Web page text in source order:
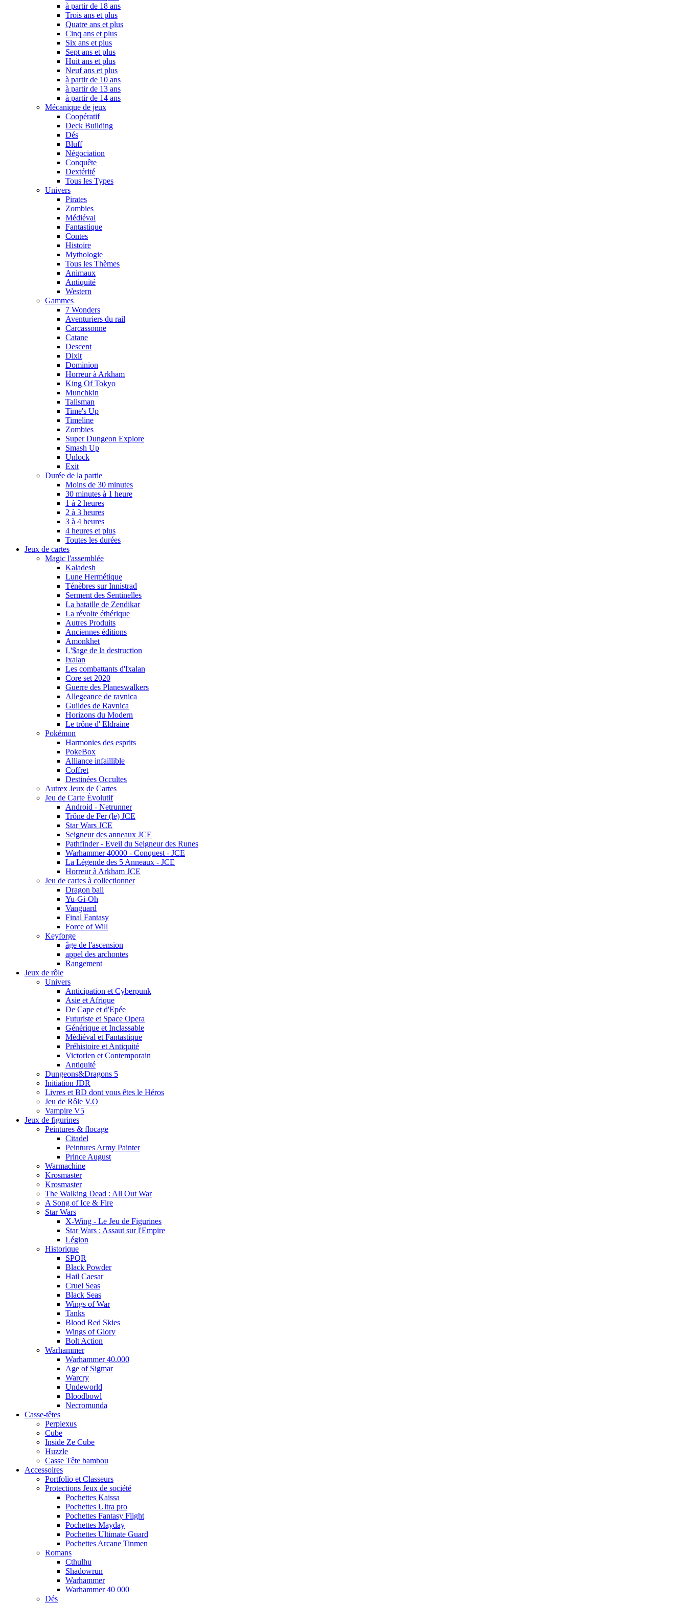
à partir de 18 ans
Trois ans et plus
Quatre ans et plus
Cinq ans et plus
Six ans et plus
Sept ans et plus
Huit ans et plus
Neuf ans et plus
à partir de 10 ans
à partir de 13 ans
à partir de 14 ans
Mécanique de jeux
Coopératif
Deck Building
Dés
Bluff
Négociation
Conquête
Dextérité
Tous les Types
Univers
Pirates
Zombies
Médiéval
Fantastique
Contes
Histoire
Mythologie
Tous les Thèmes
Animaux
Antiquité
Western
Gammes
7 Wonders
Aventuriers du rail
Carcassonne
Catane
Descent
Dixit
Dominion
Horreur à Arkham
King Of Tokyo
Munchkin
Talisman
Time's Up
Timeline
Zombies
Super Dungeon Explore
Smash Up
Unlock
Exit
Durée de la partie
Moins de 30 minutes
30 minutes à 1 heure
1 à 2 heures
2 à 3 heures
3 à 4 heures
4 heures et plus
Toutes les durées
Jeux de cartes
Magic l'assemblée
Kaladesh
Lune Hermétique
Ténèbres sur Innistrad
Serment des Sentinelles
La bataille de Zendikar
La révolte éthérique
Autres Produits
Anciennes éditions
Amonkhet
L'$age de la destruction
Ixalan
Les combattants d'Ixalan
Core set 2020
Guerre des Planeswalkers
Allegeance de ravnica
Guildes de Ravnica
Horizons du Modern
Le trône d' Eldraine
Pokémon
Harmonies des esprits
PokeBox
Alliance infaillible
Coffret
Destinées Occultes
Autrex Jeux de Cartes
Jeu de Carte Évolutif
Android - Netrunner
Trône de Fer (le) JCE
Star Wars JCE
Seigneur des anneaux JCE
Pathfinder - Eveil du Seigneur des Runes
Warhammer 40000 - Conquest - JCE
La Légende des 5 Anneaux - JCE
Horreur à Arkham JCE
Jeu de cartes à collectionner
Dragon ball
Yu-Gi-Oh
Vanguard
Final Fantasy
Force of Will
Keyforge
âge de l'ascension
appel des archontes
Rangement
Jeux de rôle
Univers
Anticipation et Cyberpunk
Asie et Afrique
De Cape et d'Epée
Futuriste et Space Opera
Générique et Inclassable
Médiéval et Fantastique
Préhistoire et Antiquité
Victorien et Contemporain
Antiquité
Dungeons&Dragons 5
Initiation JDR
Livres et BD dont vous êtes le Héros
Jeu de Rôle V.O
Vampire V5
Jeux de figurines
Peintures & flocage
Citadel
Peintures Army Painter
Prince August
Warmachine
Krosmaster
Krosmaster
The Walking Dead : All Out War
A Song of Ice & Fire
Star Wars
X-Wing - Le Jeu de Figurines
Star Wars : Assaut sur l'Empire
Légion
Historique
SPQR
Black Powder
Hail Caesar
Cruel Seas
Black Seas
Wings of War
Tanks
Blood Red Skies
Wings of Glory
Bolt Action
Warhammer
Warhammer 40.000
Age of Sigmar
Warcry
Undeworld
Bloodbowl
Necromunda
Casse-têtes
Perplexus
Cube
Inside Ze Cube
Huzzle
Casse Tête bambou
Accessoires
Portfolio et Classeurs
Protections Jeux de société
Pochettes Kaissa
Pochettes Ultra pro
Pochettes Fantasy Flight
Pochettes Mayday
Pochettes Ultimate Guard
Pochettes Arcane Tinmen
Romans
Cthulhu
Shadowrun
Warhammer
Warhammer 40 000
Dés